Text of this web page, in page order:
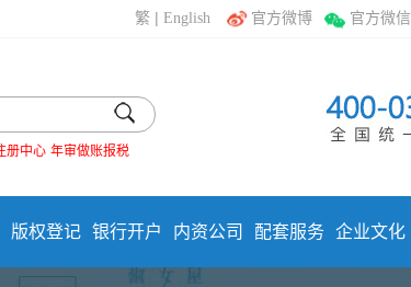
繁 |English 官方微博 官方微信
册中心 年审做账报税
版权登记 银行开户 内资公司 配套服务 企业文化